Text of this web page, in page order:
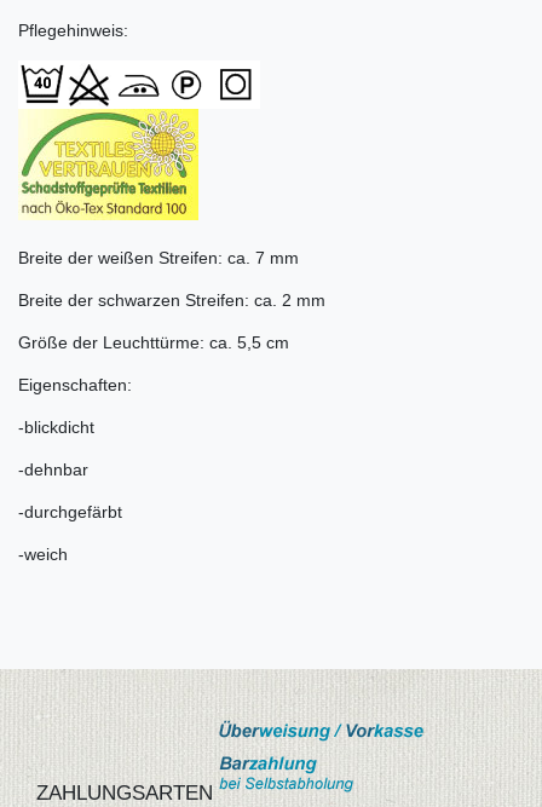
Pflegehinweis:
Breite der weißen Streifen: ca. 7 mm
Breite der schwarzen Streifen: ca. 2 mm
Größe der Leuchttürme: ca. 5,5 cm
Eigenschaften:
-blickdicht
-dehnbar
-durchgefärbt
-weich
ZAHLUNGSARTEN